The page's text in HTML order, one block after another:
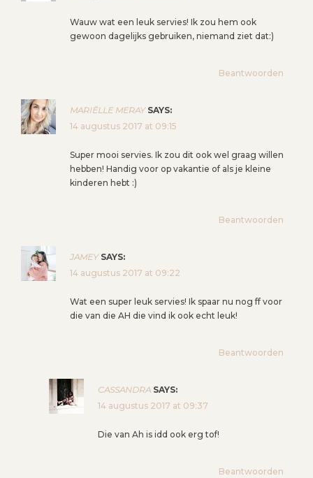
Wauw wat een leuk servies! Ik zou hem ook
gewoon dagelijks gebruiken, niemand ziet dat:)
Beantwoorden
MARIËLLE MERAY SAYS:
14 augustus 2017 at 09:15
Super mooi servies. Ik zou dit ook wel graag willen
hebben! Handig voor op vakantie of als je kleine
kinderen hebt :)
Beantwoorden
JAMEY SAYS:
14 augustus 2017 at 09:22
Wat een super leuk servies! Ik spaar nu nog ff voor
die van die AH die vind ik ook echt leuk!
Beantwoorden
CASSANDRA SAYS:
14 augustus 2017 at 09:37
Die van Ah is idd ook erg tof!
Beantwoorden